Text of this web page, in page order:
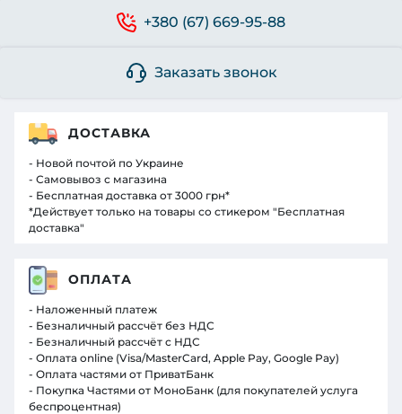
+380 (67) 669-95-88
Заказать звонок
ДОСТАВКА
- Новой почтой по Украине
- Самовывоз с магазина
- Бесплатная доставка от 3000 грн*
*Действует только на товары со стикером "Бесплатная
доставка"
ОПЛАТА
- Наложенный платеж
- Безналичный рассчёт без НДС
- Безналичный рассчёт с НДС
- Оплата online (Visa/MasterCard, Apple Pay, Google Pay)
- Оплата частями от ПриватБанк
- Покупка Частями от МоноБанк (для покупателей услуга
беспроцентная)